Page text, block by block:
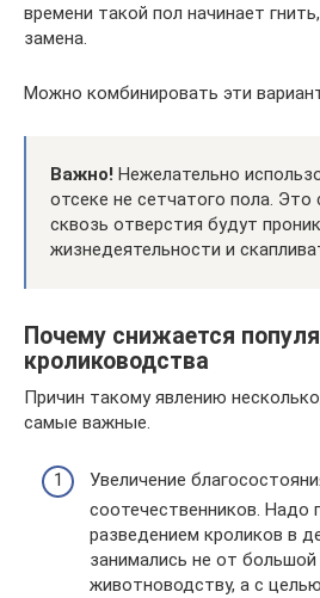
времени такой пол начинает
замена.
Можно комбинировать эти
Важно! Нежелательно
отсеке не сетчатого пола. Это
сквозь отверстия будут
жизнедеятельности и
Почему снижается
кролиководства
Причин такому явлению
самые важные.
Увеличение
соотечественников. Надо
разведением кроликов в
занимались не от
животноводству, а с